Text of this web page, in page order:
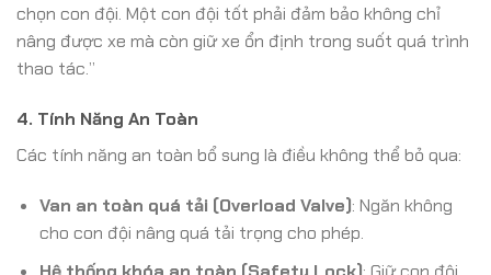
chọn con đội. Một con đội tốt phải đảm bảo không chỉ
nâng được xe mà còn giữ xe ổn định trong suốt quá trình
thao tác.”
4. Tính Năng An Toàn
Các tính năng an toàn bổ sung là điều không thể bỏ qua:
Van an toàn quá tải (Overload Valve): Ngăn không
cho con đội nâng quá tải trọng cho phép.